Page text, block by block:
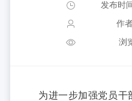
发布时
作
浏
为进一步加强党员干